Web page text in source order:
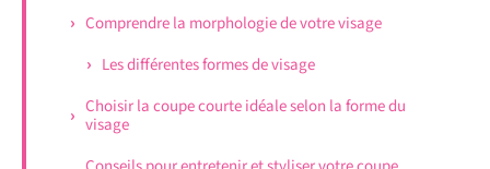
Comprendre la morphologie de votre visage
Les différentes formes de visage
Choisir la coupe courte idéale selon la forme du
visage